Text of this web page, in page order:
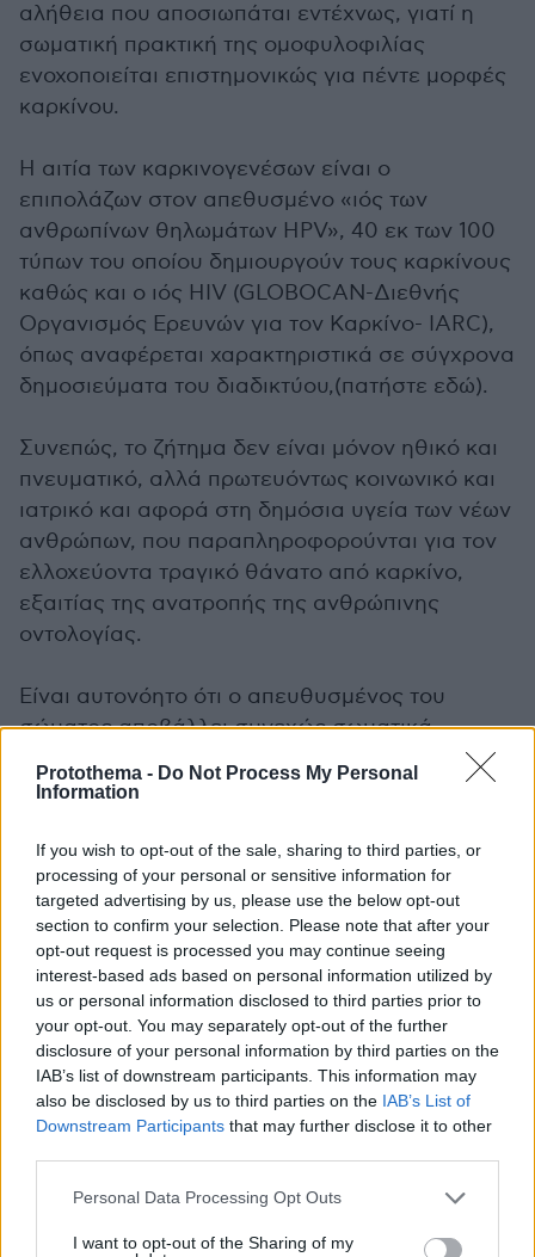
Protothema - Do Not Process My Personal
Information
If you wish to opt-out of the sale, sharing to third parties, or
processing of your personal or sensitive information for
targeted advertising by us, please use the below opt-out
section to confirm your selection. Please note that after your
opt-out request is processed you may continue seeing
interest-based ads based on personal information utilized by
us or personal information disclosed to third parties prior to
your opt-out. You may separately opt-out of the further
disclosure of your personal information by third parties on the
IAB’s list of downstream participants. This information may
also be disclosed by us to third parties on the IAB’s List of
Downstream Participants that may further disclose it to other
Please note that this website/app uses one or more Google
not limited to your visit or usage behaviour. You may click to
Personal Data Processing Opt Outs
I want to opt-out of the Sharing of my
αλήθεια που αποσιωπάται εντέχνως, γιατί η
σωματική πρακτική της ομοφυλοφιλίας
ενοχοποιείται επιστημονικώς για πέντε μορφές
καρκίνου.
Η αιτία των καρκινογενέσων είναι ο
επιπολάζων στον απεθυσμένο «ιός των
ανθρωπίνων θηλωμάτων HPV», 40 εκ των 100
τύπων του οποίου δημιουργούν τους καρκίνους
καθώς και ο ιός HIV (GLOBOCAN-Διεθνής
Οργανισμός Ερευνών για τον Καρκίνο- IARC),
όπως αναφέρεται χαρακτηριστικά σε σύγχρονα
δημοσιεύματα του διαδικτύου,(πατήστε εδώ).
Συνεπώς, το ζήτημα δεν είναι μόνον ηθικό και
πνευματικό, αλλά πρωτευόντως κοινωνικό και
ιατρικό και αφορά στη δημόσια υγεία των νέων
ανθρώπων, που παραπληροφορούνται για τον
ελλοχεύοντα τραγικό θάνατο από καρκίνο,
εξαιτίας της ανατροπής της ανθρώπινης
οντολογίας.
Είναι αυτονόητο ότι ο απευθυσμένος του
σώματος αποβάλλει συνεχώς σωματικά
περιττώματα και «φιλοξενεί» πολυεκατομμύρια
μικροοργανισμών, παθογόνων και μη, που, αν
επιφέρουν σηψαιμικό θάνατο, γι’ αυτό και
όποιος προβεί σε εξέταση βιοψίας του
προστάτου αδένα υποχρεούται σε δεκαήμερη
πολυδύναμη αντιβίωση.
Όσον αφορά στην προβαλλόμενη από
συστημικά ΜΜΕ, δήθεν προοδευτικότητα και
ανοικτότητα της Αμερικανικής κοινωνίας με
αφορμή τον «γάμον» του νέου Αρχηγού της
Αξιωματικής Αντιπολιτεύσεως, για τα δήθεν
ανθρώπινα δικαιώματα και την ισότητα για
συμπεριφορές που δεν συνάπτονται με την